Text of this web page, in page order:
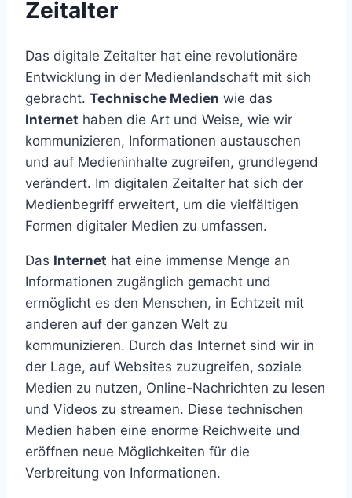
Zeitalter
Das digitale Zeitalter hat eine revolutionäre
Entwicklung in der Medienlandschaft mit sich
gebracht. Technische Medien wie das
Internet haben die Art und Weise, wie wir
kommunizieren, Informationen austauschen
und auf Medieninhalte zugreifen, grundlegend
verändert. Im digitalen Zeitalter hat sich der
Medienbegriff erweitert, um die vielfältigen
Formen digitaler Medien zu umfassen.
Das Internet hat eine immense Menge an
Informationen zugänglich gemacht und
ermöglicht es den Menschen, in Echtzeit mit
anderen auf der ganzen Welt zu
kommunizieren. Durch das Internet sind wir in
der Lage, auf Websites zuzugreifen, soziale
Medien zu nutzen, Online-Nachrichten zu lesen
und Videos zu streamen. Diese technischen
Medien haben eine enorme Reichweite und
eröffnen neue Möglichkeiten für die
Verbreitung von Informationen.